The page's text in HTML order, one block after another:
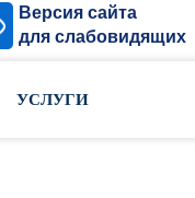
Версия сайта
для слабовидящих
УСЛУГИ